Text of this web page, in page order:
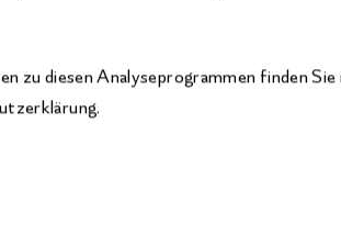
zu diesen Analyseprogrammen finden Sie